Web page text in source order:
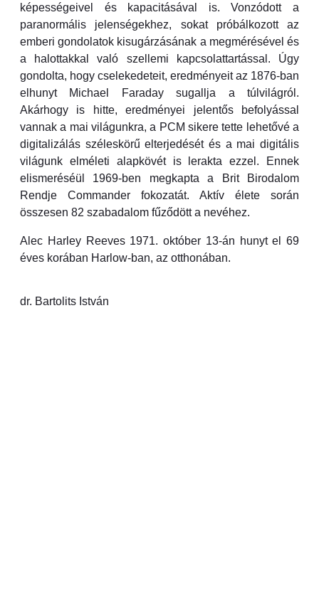
képességeivel és kapacitásával is. Vonzódott a
paranormális jelenségekhez, sokat próbálkozott az
emberi gondolatok kisugárzásának a megmérésével és
a halottakkal való szellemi kapcsolattartással. Úgy
gondolta, hogy cselekedeteit, eredményeit az 1876-ban
elhunyt Michael Faraday sugallja a túlvilágról.
Akárhogy is hitte, eredményei jelentős befolyással
vannak a mai világunkra, a PCM sikere tette lehetővé a
digitalizálás széleskörű elterjedését és a mai digitális
világunk elméleti alapkövét is lerakta ezzel. Ennek
elismeréséül 1969-ben megkapta a Brit Birodalom
Rendje Commander fokozatát. Aktív élete során
összesen 82 szabadalom fűződött a nevéhez.
Alec Harley Reeves 1971. október 13-án hunyt el 69
éves korában Harlow-ban, az otthonában.
dr. Bartolits István